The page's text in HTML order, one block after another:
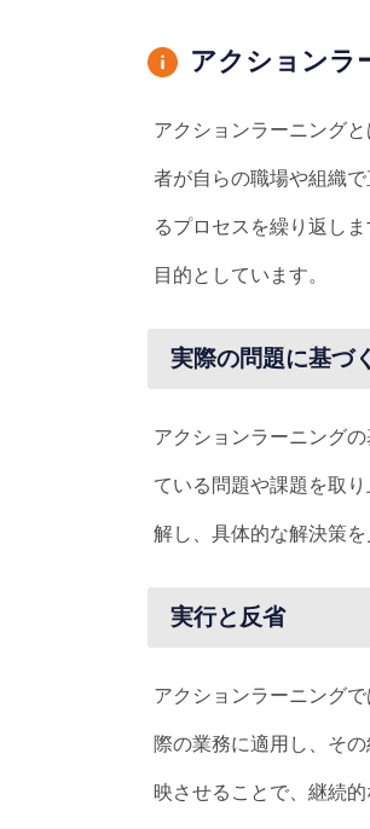
アクションラ
アクションラーニング
者が自らの職場や組織
るプロセスを繰り返し
目的としています。
実際の問題に基づ
アクションラーニング
ている問題や課題を取
解し、具体的な解決策を
実行と反省
アクションラーニング
際の業務に適用し、そ
映させることで、継続